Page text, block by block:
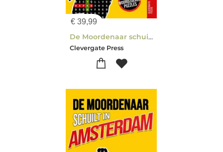
€ 39,99
De Moordenaar schuilt in Nederland 2
Clevergate Press